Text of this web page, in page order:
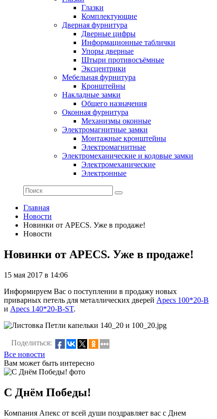
Глазки
Комплектующие
Дверная фурнитура
Дверные цифры
Информационные таблички
Упоры дверные
Штыри противосъёмные
Эксцентрики
Мебельная фурнитура
Кронштейны
Накладные замки
Общего назначения
Оконная фурнитура
Механизмы оконные
Электромагнитные замки
Монтажные кронштейны
Электромагнитные
Электромеханические и кодовые замки
Электромеханические
Электронные
Главная
Новости
Новинки от APECS. Уже в продаже!
Новости
Новинки от APECS. Уже в продаже!
15 мая 2017 в 14:06
Информируем Вас о поступлении в продажу новых
приварных петель для металлических дверей Apecs 100*20-B
и Apecs 140*20-B-ST.
Поделиться:
Все новости
Вам может быть интересно
С Днём Победы!
Компания Апекс от всей души поздравляет вас с Днем